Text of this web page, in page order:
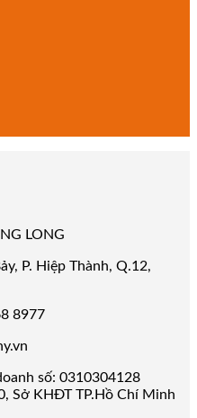
LONG
P. Hiệp Thành, Q.12,
8977
số: 0310304128
Sở KHĐT TP.Hồ Chí Minh